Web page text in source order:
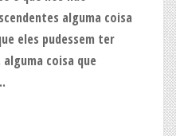
alguma coisa
eles pudessem ter
coisa que